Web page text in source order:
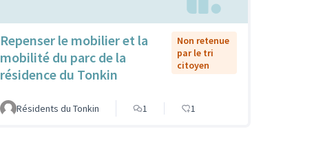
Repenser le mobilier et la
mobilité du parc de la
résidence du Tonkin
Non retenue
par le tri
citoyen
Résidents du Tonkin 1 1